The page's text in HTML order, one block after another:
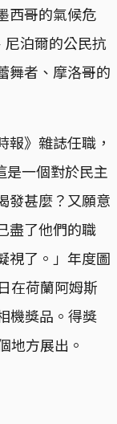
西哥的氣候危
尼泊爾的公民抗
舞者、摩洛哥的
報》雜誌任職，
是一個對於民主
發甚麼？又願意
盡了他們的職
視了。」年度圖
在荷蘭阿姆斯
機獎品。得獎
地方展出。